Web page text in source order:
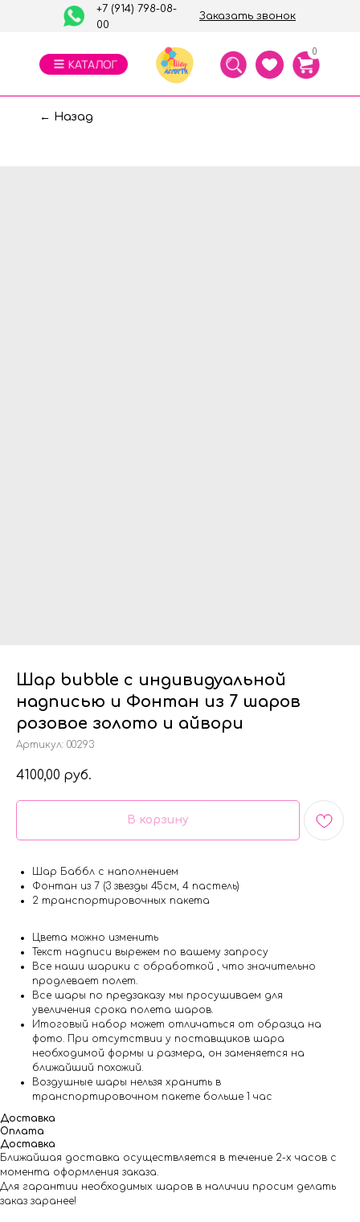
Заказать звонок
+7 (914) 798-08-
00
0
← Назад
Шар bubble с индивидуальной
надписью и Фонтан из 7 шаров
розовое золото и айвори
Артикул: 00293
4100,00 руб.
В корзину
Шар Баббл с наполнением
Фонтан из 7 (3 звезды 45см, 4 пастель)
2 транспортировочных пакета
Цвета можно изменить
Текст надписи вырежем по вашему запросу
Все наши шарики с обработкой , что значительно
продлевает полет.
Все шары по предзаказу мы просушиваем для
увеличения срока полета шаров.
Итоговый набор может отличаться от образца на
фото. При отсутствии у поставщиков шара
необходимой формы и размера, он заменяется на
ближайший похожий.
Воздушные шары нельзя хранить в
транспортировочном пакете больше 1 час
Доставка
Оплата
Доставка
Ближайшая доставка осуществляется в течение 2-х часов с
момента оформления заказа.
Для гарантии необходимых шаров в наличии просим делать
заказ заранее!